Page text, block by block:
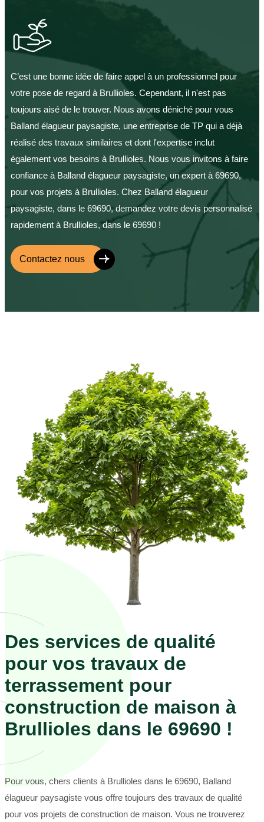
C’est une bonne idée de faire appel à un professionnel pour
votre pose de regard à Brullioles. Cependant, il n'est pas
toujours aisé de le trouver. Nous avons déniché pour vous
Balland élagueur paysagiste, une entreprise de TP qui a déjà
réalisé des travaux similaires et dont l'expertise inclut
également vos besoins à Brullioles. Nous vous invitons à faire
confiance à Balland élagueur paysagiste, un expert à 69690,
pour vos projets à Brullioles. Chez Balland élagueur
paysagiste, dans le 69690, demandez votre devis personnalisé
rapidement à Brullioles, dans le 69690 !
Contactez nous
Des services de qualité
pour vos travaux de
terrassement pour
construction de maison à
Brullioles dans le 69690 !
Pour vous, chers clients à Brullioles dans le 69690, Balland
élagueur paysagiste vous offre toujours des travaux de qualité
pour vos projets de construction de maison. Vous ne trouverez